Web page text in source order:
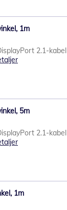
1m
2.1-kabel
5m
2.1-kabel
1m